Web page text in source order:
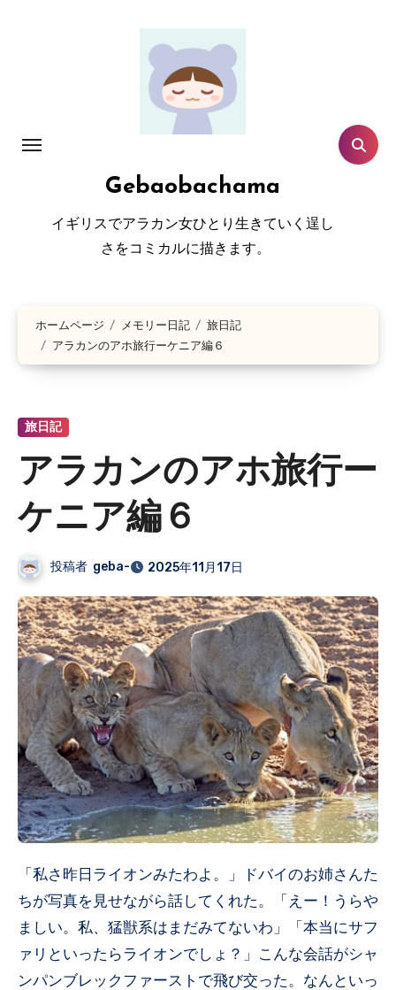
Gebaobachama
イギリスでアラカン女ひとり生きていく逞し
さをコミカルに描きます。
ホームページ メモリー日記
旅日記
アラカンのアホ旅行ーケニア編６
旅日記
アラカンのアホ旅行ー
ケニア編６
投稿者 geba- 2025年11月17日
「私さ昨日ライオンみたわよ。」ドバイのお姉さんた
ちが写真を見せながら話してくれた。「えー！うらや
ましい。私、猛獣系はまだみてないわ」「本当にサフ
ァリといったらライオンでしょ？」こんな会話がシャ
ンパンブレックファーストで飛び交った。なんといっ